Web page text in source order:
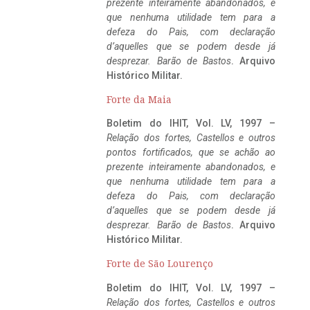
prezente inteiramente abandonados, e
que nenhuma utilidade tem para a
defeza do Pais, com declaração
d’aquelles que se podem desde já
desprezar. Barão de Bastos. Arquivo
Histórico Militar.
Forte da Maia
Boletim do IHIT, Vol. LV, 1997 –
Relação dos fortes, Castellos e outros
pontos fortificados, que se achão ao
prezente inteiramente abandonados, e
que nenhuma utilidade tem para a
defeza do Pais, com declaração
d’aquelles que se podem desde já
desprezar. Barão de Bastos. Arquivo
Histórico Militar.
Forte de São Lourenço
Boletim do IHIT, Vol. LV, 1997 –
Relação dos fortes, Castellos e outros